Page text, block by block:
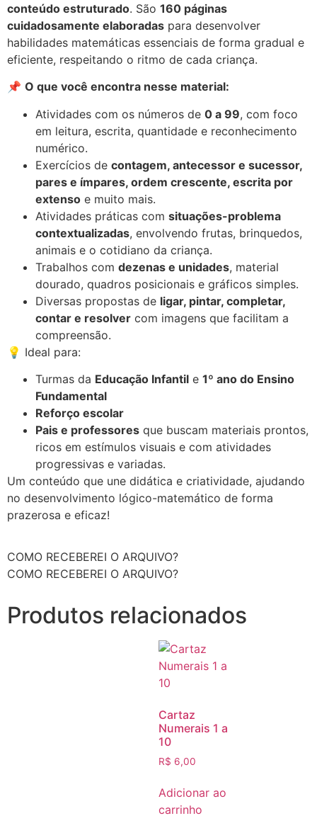
conteúdo estruturado. São 160 páginas
cuidadosamente elaboradas para desenvolver
habilidades matemáticas essenciais de forma gradual e
eficiente, respeitando o ritmo de cada criança.
📌 O que você encontra nesse material:
Atividades com os números de 0 a 99, com foco
em leitura, escrita, quantidade e reconhecimento
numérico.
Exercícios de contagem, antecessor e sucessor,
pares e ímpares, ordem crescente, escrita por
extenso e muito mais.
Atividades práticas com situações-problema
contextualizadas, envolvendo frutas, brinquedos,
animais e o cotidiano da criança.
Trabalhos com dezenas e unidades, material
dourado, quadros posicionais e gráficos simples.
Diversas propostas de ligar, pintar, completar,
contar e resolver com imagens que facilitam a
compreensão.
💡 Ideal para:
Turmas da Educação Infantil e 1º ano do Ensino
Fundamental
Reforço escolar
Pais e professores que buscam materiais prontos,
ricos em estímulos visuais e com atividades
progressivas e variadas.
Um conteúdo que une didática e criatividade, ajudando
no desenvolvimento lógico-matemático de forma
prazerosa e eficaz!
COMO RECEBEREI O ARQUIVO?
COMO RECEBEREI O ARQUIVO?
Produtos relacionados
Cartaz
Numerais 1 a
10
R$ 6,00
Adicionar ao
carrinho